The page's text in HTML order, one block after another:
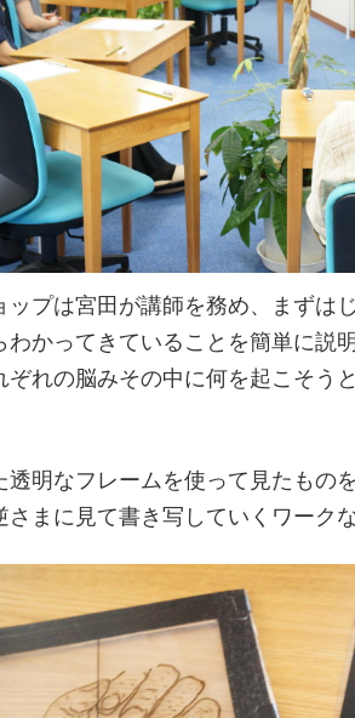
ップは宮田が講師を務め、まずは
わかってきていることを簡単に説
ぞれの脳みその中に何を起こそう
透明なフレームを使って見たもの
さまに見て書き写していくワーク